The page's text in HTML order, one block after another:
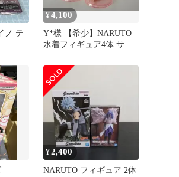
ノ テ
¥4,100
Y*様 【希少】NARUTO
水着フィギュア4体 サク
¥2,400
NARUTO フィギュア 2体